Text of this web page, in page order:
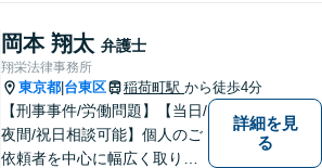
岡本 翔太 弁護士
翔栄法律事務所
東京都 台東区 稲荷町駅 から徒歩4分
【刑事事件/労働問題】【当日/
夜間/祝日相談可能】個人のご
依頼者を中心に幅広く取り扱
詳細を見
る